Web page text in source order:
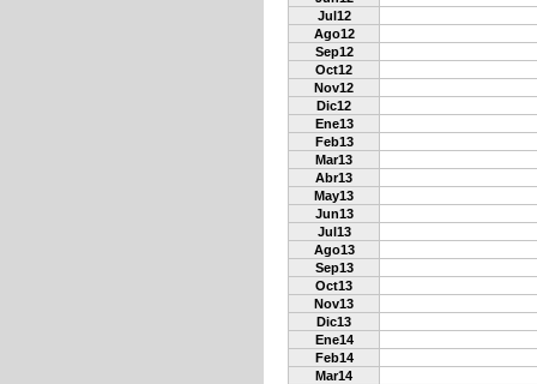
Jul12
Ago12
Sep12
Oct12
Nov12
Dic12
Ene13
Feb13
Mar13
Abr13
May13
Jun13
Jul13
Ago13
Sep13
Oct13
Nov13
Dic13
Ene14
Feb14
Mar14